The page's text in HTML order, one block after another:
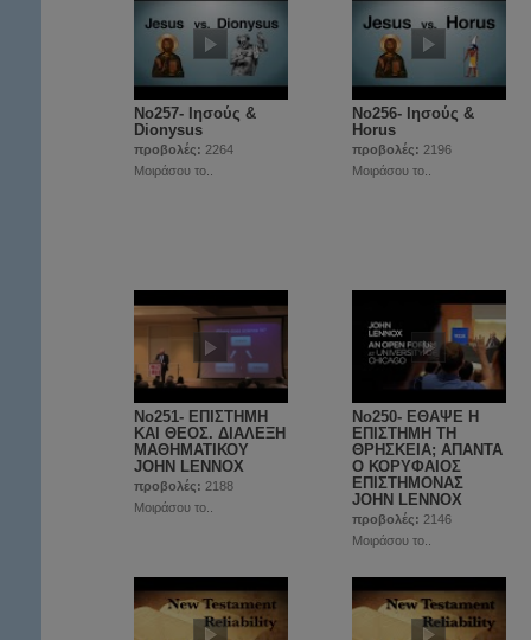
No257- Ιησούς &
Dionysus
προβολές: 2264
Μοιράσου το..
No256- Ιησούς &
Horus
προβολές: 2196
Μοιράσου το..
No251- ΕΠΙΣΤΗΜΗ
ΚΑΙ ΘΕΟΣ. ΔΙΑΛΕΞΗ
ΜΑΘΗΜΑΤΙΚΟΥ
JOHN LENNOX
προβολές: 2188
Μοιράσου το..
Νο250- ΕΘΑΨΕ Η
ΕΠΙΣΤΗΜΗ ΤΗ
ΘΡΗΣΚΕΙΑ; ΑΠΑΝΤΑ
Ο ΚΟΡΥΦΑΙΟΣ
EΠΙΣΤΗΜΟΝΑΣ
JOHN LENNOX
προβολές: 2146
Μοιράσου το..